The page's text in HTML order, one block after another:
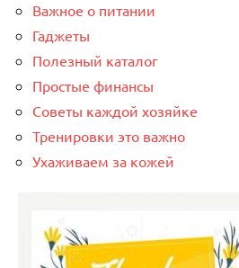
Важное о питании
Гаджеты
Полезный каталог
Простые финансы
Советы каждой хозяйке
Тренировки это важно
Ухаживаем за кожей